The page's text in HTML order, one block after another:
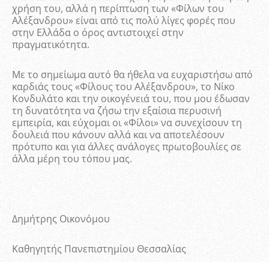
χρήση του, αλλά η περίπτωση των «Φίλων του
Αλέξανδρου» είναι από τις πολύ λίγες φορές που
στην Ελλάδα ο όρος αντιστοιχεί στην
πραγματικότητα.
Με το σημείωμα αυτό θα ήθελα να ευχαριστήσω από
καρδιάς τους «Φίλους του Αλέξανδρου», το Νίκο
Κονδυλάτο και την οικογένειά του, που μου έδωσαν
τη δυνατότητα να ζήσω την εξαίσια περυσινή
εμπειρία, και εύχομαι οι «Φίλοι» να συνεχίσουν τη
δουλειά που κάνουν αλλά και να αποτελέσουν
πρότυπο και για άλλες ανάλογες πρωτοβουλίες σε
άλλα μέρη του τόπου μας.
Δημήτρης Οικονόμου
Καθηγητής Πανεπιστημίου Θεσσαλίας